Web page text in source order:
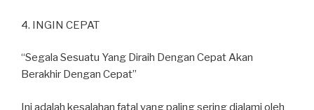
4. INGIN CEPAT
“Segala Sesuatu Yang Diraih Dengan Cepat Akan
Berakhir Dengan Cepat”
Ini adalah kesalahan fatal yang paling sering dialami oleh